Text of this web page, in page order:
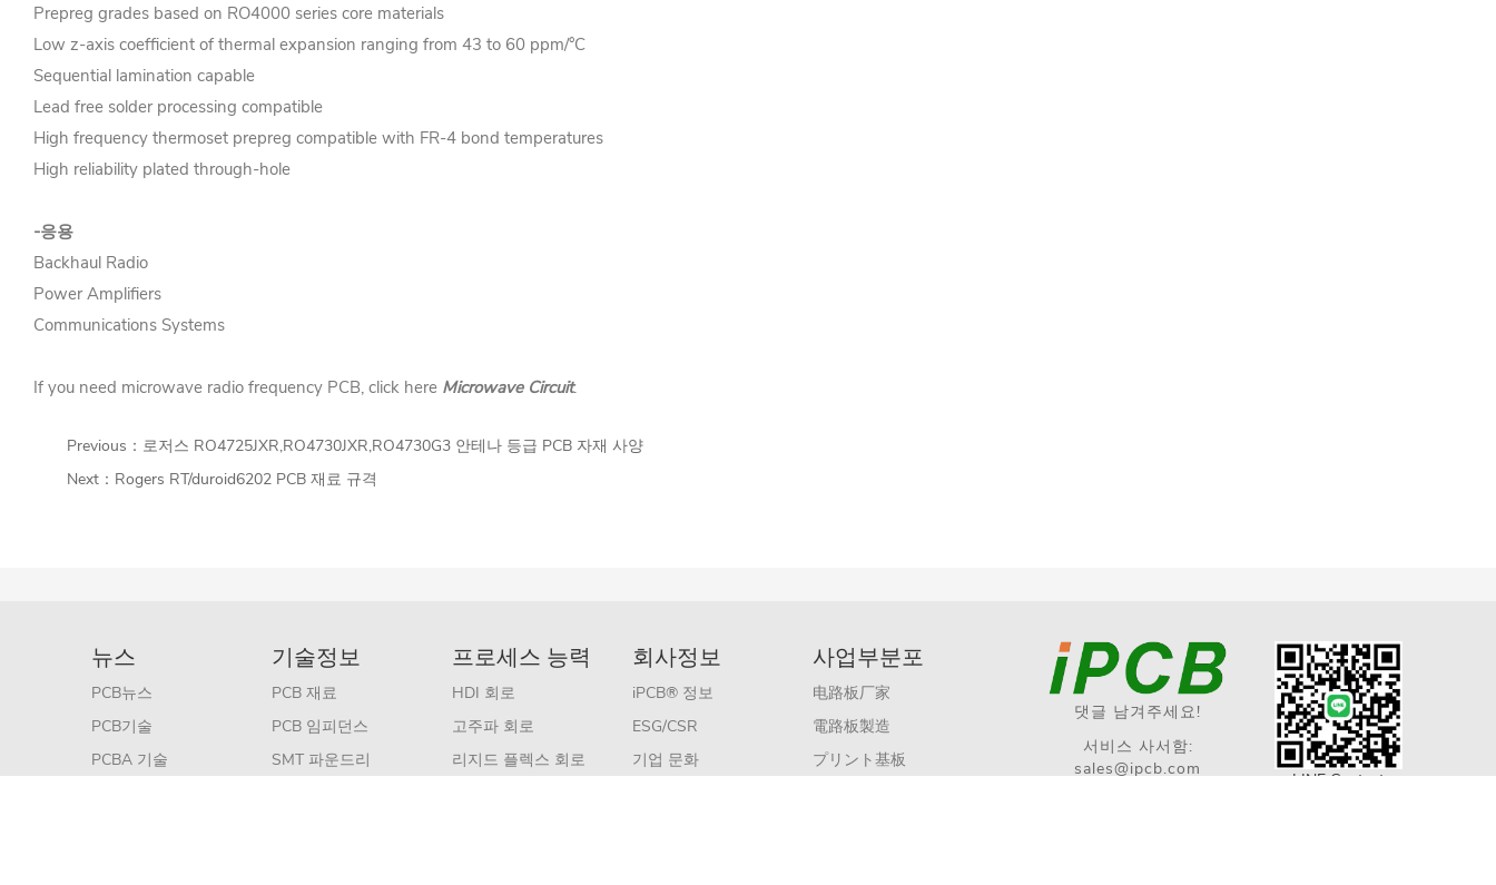
Prepreg grades based on RO4000 series core materials
Low z-axis coefficient of thermal expansion ranging from 43 to 60 ppm/°C
Sequential lamination capable
Lead free solder processing compatible
High frequency thermoset prepreg compatible with FR-4 bond temperatures
High reliability plated through-hole
-응용
Backhaul Radio
Power Amplifiers
Communications Systems
If you need microwave radio frequency PCB, click here Microwave Circuit.
Previous： 로저스 RO4725JXR,RO4730JXR,RO4730G3 안테나 등급 PCB 자재 사양
Next： Rogers RT/duroid6202 PCB 재료 규격
뉴스
PCB뉴스
PCB기술
PCBA 기술
기술정보
PCB 재료
PCB 임피던스
SMT 파운드리
프로세스 능력
HDI 회로
고주파 회로
리지드 플렉스 회로
회사정보
iPCB® 정보
ESG/CSR
기업 문화
사업부분포
电路板厂家
電路板製造
プリント基板
댓글 남겨주세요!
서비스 사서함:
sales@ipcb.com
LINE Contact